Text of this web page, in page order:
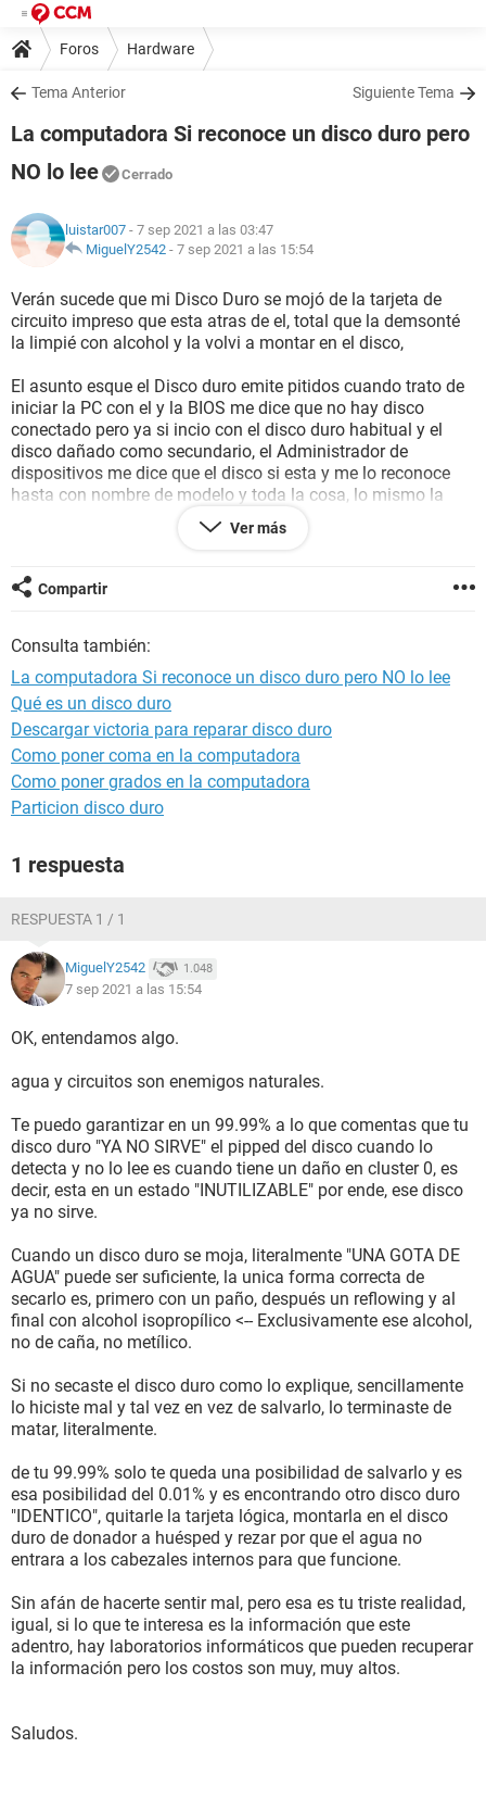
Foros Hardware
Tema Anterior Siguiente Tema
La computadora Si reconoce un disco duro pero
NO lo lee
Cerrado
luistar007 - 7 sep 2021 a las 03:47
MiguelY2542 - 7 sep 2021 a las 15:54
Verán sucede que mi Disco Duro se mojó de la tarjeta de
circuito impreso que esta atras de el, total que la demsonté
la limpié con alcohol y la volvi a montar en el disco,
El asunto esque el Disco duro emite pitidos cuando trato de
iniciar la PC con el y la BIOS me dice que no hay disco
conectado pero ya si incio con el disco duro habitual y el
disco dañado como secundario, el Administrador de
dispositivos me dice que el disco si esta y me lo reconoce
hasta con nombre de modelo y toda la cosa, lo mismo la
¿Como accedo a mis archivos en el DD dañado?
Ver más
Compartir
Consulta también:
La computadora Si reconoce un disco duro pero NO lo lee
Qué es un disco duro
Descargar victoria para reparar disco duro
Como poner coma en la computadora
Como poner grados en la computadora
Particion disco duro
1 respuesta
RESPUESTA 1 / 1
MiguelY2542 1.048
7 sep 2021 a las 15:54
OK, entendamos algo.
agua y circuitos son enemigos naturales.
Te puedo garantizar en un 99.99% a lo que comentas que tu
disco duro "YA NO SIRVE" el pipped del disco cuando lo
detecta y no lo lee es cuando tiene un daño en cluster 0, es
decir, esta en un estado "INUTILIZABLE" por ende, ese disco
ya no sirve.
Cuando un disco duro se moja, literalmente "UNA GOTA DE
AGUA" puede ser suficiente, la unica forma correcta de
secarlo es, primero con un paño, después un reflowing y al
final con alcohol isopropílico <-- Exclusivamente ese alcohol,
no de caña, no metílico.
Si no secaste el disco duro como lo explique, sencillamente
lo hiciste mal y tal vez en vez de salvarlo, lo terminaste de
matar, literalmente.
de tu 99.99% solo te queda una posibilidad de salvarlo y es
esa posibilidad del 0.01% y es encontrando otro disco duro
"IDENTICO", quitarle la tarjeta lógica, montarla en el disco
duro de donador a huésped y rezar por que el agua no
entrara a los cabezales internos para que funcione.
Sin afán de hacerte sentir mal, pero esa es tu triste realidad,
igual, si lo que te interesa es la información que este
adentro, hay laboratorios informáticos que pueden recuperar
la información pero los costos son muy, muy altos.
Saludos.